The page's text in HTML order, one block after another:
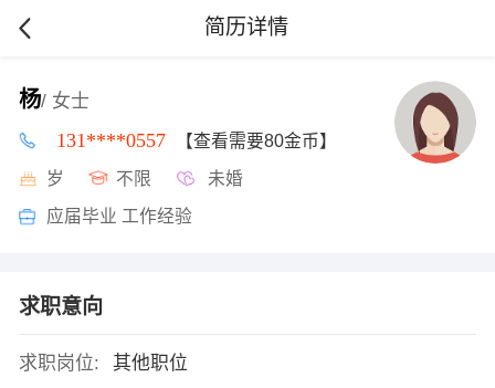
简历详情
杨/ 女士
131****0557 【查看需要80金币】
岁 不限 未婚
应届毕业 工作经验
求职意向
求职岗位:
其他职位